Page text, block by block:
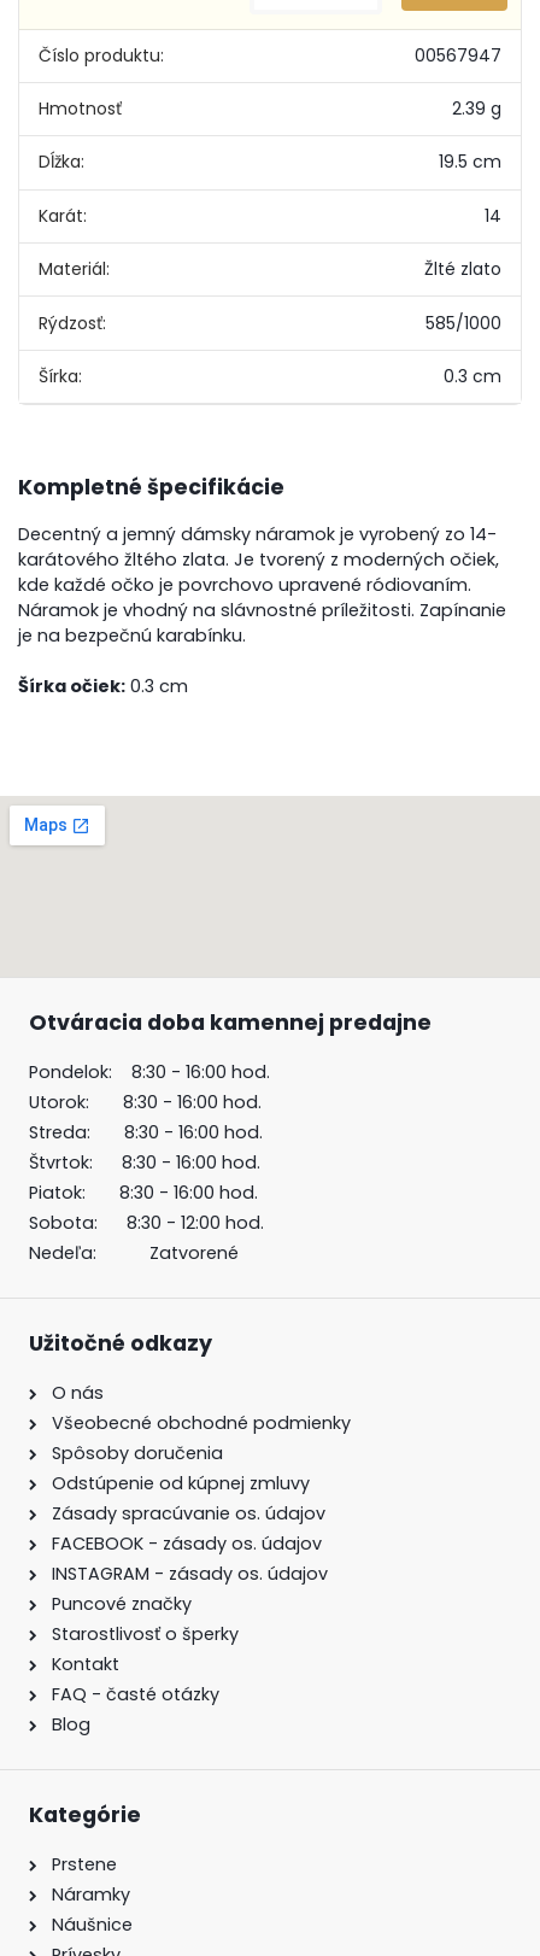
Číslo produktu: 00567947
Hmotnosť 2.39 g
Dĺžka: 19.5 cm
Karát: 14
Materiál: Žlté zlato
Rýdzosť: 585/1000
Šírka: 0.3 cm
Kompletné špecifikácie
Decentný a jemný dámsky náramok je vyrobený zo 14-
karátového žltého zlata. Je tvorený z moderných očiek,
kde každé očko je povrchovo upravené ródiovaním.
Náramok je vhodný na slávnostné príležitosti. Zapínanie
je na bezpečnú karabínku.
Šírka očiek: 0.3 cm
Otváracia doba kamennej predajne
Pondelok: 8:30 - 16:00 hod.
Utorok: 8:30 - 16:00 hod.
Streda: 8:30 - 16:00 hod.
Štvrtok: 8:30 - 16:00 hod.
Piatok: 8:30 - 16:00 hod.
Sobota: 8:30 - 12:00 hod.
Nedeľa: Zatvorené
Užitočné odkazy
O nás
Všeobecné obchodné podmienky
Spôsoby doručenia
Odstúpenie od kúpnej zmluvy
Zásady spracúvanie os. údajov
FACEBOOK - zásady os. údajov
INSTAGRAM - zásady os. údajov
Puncové značky
Starostlivosť o šperky
Kontakt
FAQ - časté otázky
Blog
Kategórie
Prstene
Náramky
Náušnice